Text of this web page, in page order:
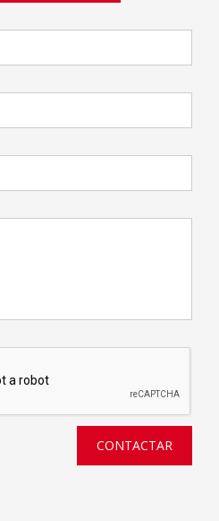
CONTACTAR